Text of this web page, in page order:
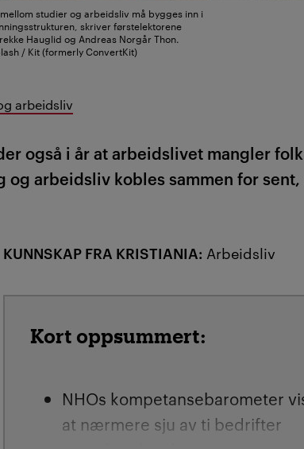
studier og arbeidsliv må bygges inn i
skriver førstelektorene
Hauglid og Andreas Norgår Thon.
/ Kit (formerly ConvertKit)
arbeidsliv
også i år at arbeidslivet mangler
og arbeidsliv kobles sammen for
KUNNSKAP FRA KRISTIANIA: Arbeidsliv
Kort oppsummert:
NHOs kompetansebarometer
at nærmere sju av ti bedrifter